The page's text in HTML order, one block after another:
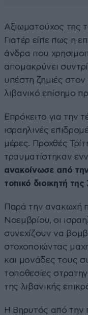
Αξιωματούχος της
Γιατέρ είπε πως η
άνδρα που
απομακρύνει
υπέστη ζημιές
λιβανικό επίσημο
Επρόκειτο για την
ισραηλινές
μέρες. Προχθές
τραυματίστηκαν
ανακοίνωσε από
τοπικό διοικητή
Παρά την ανακωχή
Νοεμβρίου, οι
συνεχίζουν να
στοχοποιώντας
και μονάδες τους
τοποθεσίες
της λιβανικής
Η Βηρυτός από την